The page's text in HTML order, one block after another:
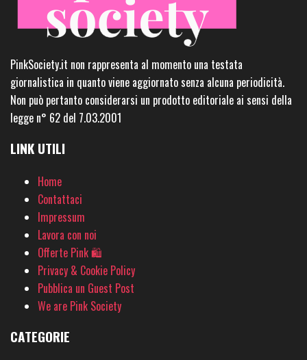
PinkSociety.it non rappresenta al momento una testata
giornalistica in quanto viene aggiornato senza alcuna periodicità.
Non può pertanto considerarsi un prodotto editoriale ai sensi della
legge n° 62 del 7.03.2001
LINK UTILI
Home
Contattaci
Impressum
Lavora con noi
Offerte Pink 🛍
Privacy & Cookie Policy
Pubblica un Guest Post
We are Pink Society
CATEGORIE